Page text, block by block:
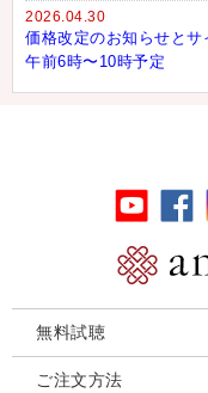
2026.04.30
価格改定のお知らせと
午前6時〜10時予定
無料試聴
ご注文方法